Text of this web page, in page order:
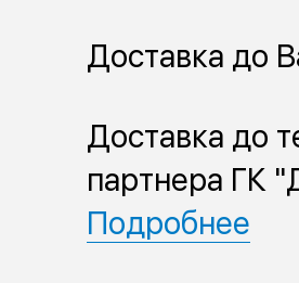
Доставка до
Доставка до
партнера ГК
Подробнее